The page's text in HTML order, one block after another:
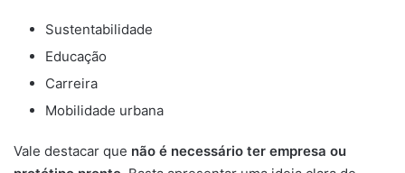
Sustentabilidade
Educação
Carreira
Mobilidade urbana
Vale destacar que não é necessário ter empresa ou